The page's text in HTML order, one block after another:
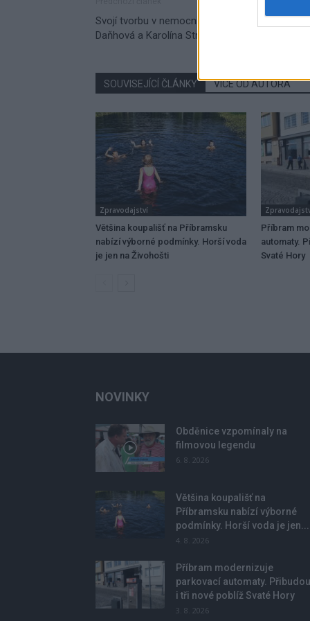
Svojí tvorbu v nemocnici představí primářka
Daňhová a Karolína Straková
SOUVISEJÍCÍ ČLÁNKY VÍCE OD AUTORA
Zpravodajství
Většina koupališť na Příbramsku
nabízí výborné podmínky. Horší voda
je jen na Živohošti
Příbram
automaty.
Svaté Hory
NOVINKY
Obděnice vzpomínaly na
filmovou legendu
6. 8. 2026
Většina koupališť na
Příbramsku nabízí výborné
podmínky. Horší voda je jen...
4. 8. 2026
Příbram modernizuje
parkovací automaty. Přibudou
i tři nové poblíž Svaté Hory
3. 8. 2026